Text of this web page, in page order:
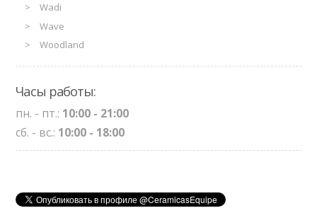
Wadi
Wave
Woodland
Часы работы:
пн. - пт.: 10:00 - 21:00
сб. - вс.: 10:00 - 18:00